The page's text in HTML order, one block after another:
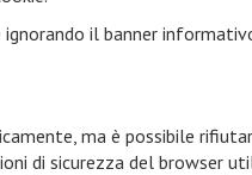
ignorando il banner
ma è possibile
di sicurezza del browser